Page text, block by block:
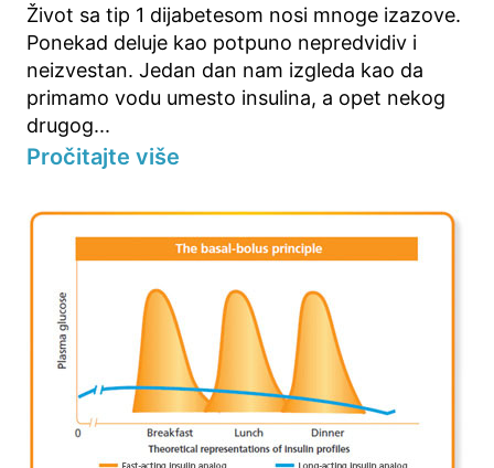
Život sa tip 1 dijabetesom nosi mnoge izazove.
Ponekad deluje kao potpuno nepredvidiv i
neizvestan. Jedan dan nam izgleda kao da
primamo vodu umesto insulina, a opet nekog
drugog...
Pročitajte više